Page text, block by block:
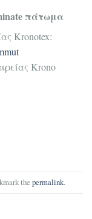
πάτωμα
Kronotex:
Krono
the permalink.